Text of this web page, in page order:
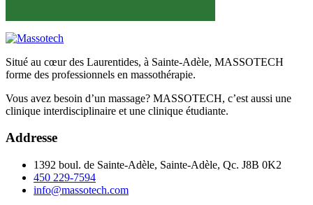
Situé au cœur des Laurentides, à Sainte-Adèle, MASSOTECH
forme des professionnels en massothérapie.
Vous avez besoin d’un massage? MASSOTECH, c’est aussi une
clinique interdisciplinaire et une clinique étudiante.
Addresse
1392 boul. de Sainte-Adèle, Sainte-Adèle, Qc. J8B 0K2
450 229-7594
info@massotech.com